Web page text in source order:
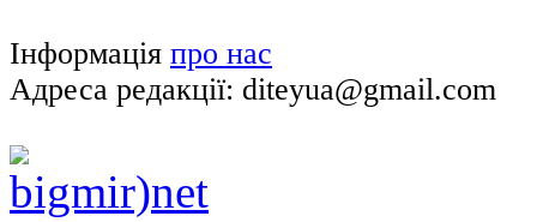
Інформація про нас
Адреса редакції: diteyua@gmail.com